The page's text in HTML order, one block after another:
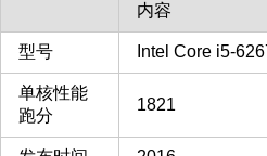
内容
型号 Intel Core i5-
单核性能
跑分
1821